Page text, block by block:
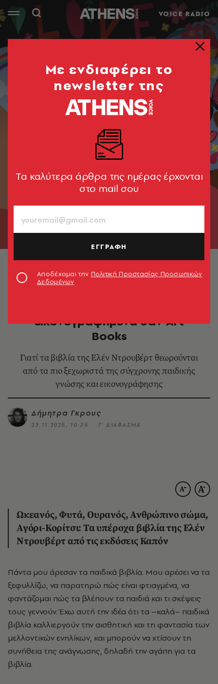
VOICE RADIO
Ελέν Ντρουβέρτ | Αγόρι – Κορίτσι
εικονογραφημένα σαν Art
Books
Γιατί τα βιβλία της Ελέν Ντρουβέρτ θεωρούνται
από τα πιο ξεχωριστά της σύγχρονης παιδικής
γνώσης και εικονογράφησης
Δήμητρα Γκρους
23.11.2025, 10:35 7’ ΔΙΑΒΑΣΜΑ
Ωκεανός, Φυτά, Ουρανός, Ανθρώπινο σώμα,
Αγόρι-Κορίτσι: Τα υπέροχα βιβλία της Ελέν
Ντρουβέρτ από τις εκδόσεις Καπόν
Πάντα μου άρεσαν τα παιδικά βιβλία. Μου αρέσει να τα
ξεφυλλίζω, να παρατηρώ πώς είναι φτιαγμένα, να
φαντάζομαι πώς τα βλέπουν τα παιδιά και τι σκέψεις
τους γεννούν. Έχω αυτή την ιδέα ότι τα –καλά– παιδικά
βιβλία καλλιεργούν την αισθητική και τη φαντασία των
μελλοντικών ενηλίκων, και μπορούν να χτίσουν τη
συνήθεια της ανάγνωσης, δηλαδή την αγάπη για τα
βιβλία.
Mε ενδιαφέρει το
newsletter της
Tα καλύτερα άρθρα της ημέρας έρχονται
στο mail σου
ΕΓΓΡΑΦΗ
Αποδέχομαι την Πολιτική Προστασίας Προσωπικών
Δεδομένων